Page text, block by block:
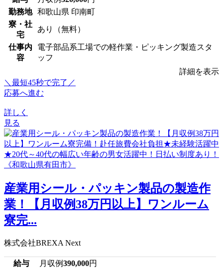
勤務地 和歌山県 印南町
寮・社
宅
あり（無料）
仕事内
容
電子部品系工場での軽作業・ピッキング製造スタ
ッフ
詳細を表示
＼最短45秒で完了／
応募へ進む
詳しく
見る
産業用シール・パッキン製品の製造作
業！【月収例38万円以上】ワンルーム
寮完...
株式会社BREXA Next
給与 月収例390,000円